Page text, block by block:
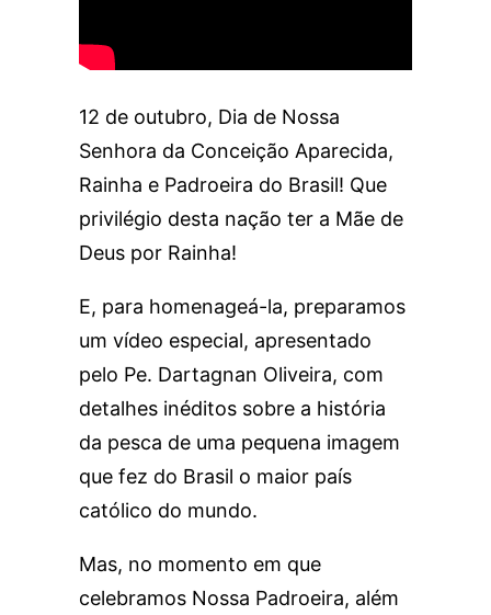
12 de outubro, Dia de Nossa
Senhora da Conceição Aparecida,
Rainha e Padroeira do Brasil! Que
privilégio desta nação ter a Mãe de
Deus por Rainha!
E, para homenageá-la, preparamos
um vídeo especial, apresentado
pelo Pe. Dartagnan Oliveira, com
detalhes inéditos sobre a história
da pesca de uma pequena imagem
que fez do Brasil o maior país
católico do mundo.
Mas, no momento em que
celebramos Nossa Padroeira, além